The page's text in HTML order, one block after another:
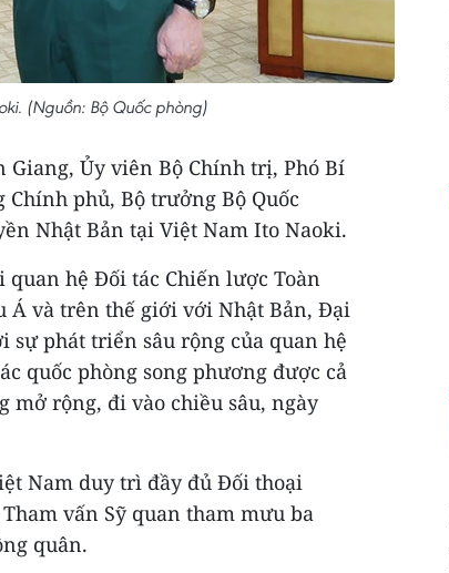
(Nguồn: Bộ Quốc phòng)
Giang, Ủy viên Bộ Chính trị, Phó Bí
phủ, Bộ trưởng Bộ Quốc
Nhật Bản tại Việt Nam Ito Naoki.
hệ Đối tác Chiến lược Toàn
và trên thế giới với Nhật Bản, Đại
sự phát triển sâu rộng của quan hệ
quốc phòng song phương được cả
mở rộng, đi vào chiều sâu, ngày
Nam duy trì đầy đủ Đối thoại
vấn Sỹ quan tham mưu ba
quân.